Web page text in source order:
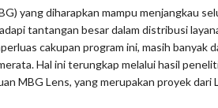
yang diharapkan mampu menjangkau
tantangan besar dalam distribusi
cakupan program ini, masih banyak
Hal ini terungkap melalui hasil
MBG Lens, yang merupakan proyek dari